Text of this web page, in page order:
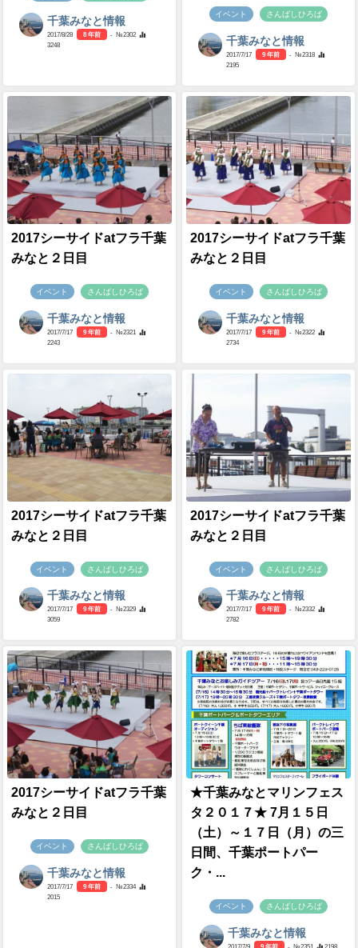
千葉みなと情報
2017/8/28 8 年前
- №2302
3248
イベント さんばしひろば
千葉みなと情報
2017/7/17 9 年前
- №2318
2195
2017シーサイドatフラ千葉
みなと２日目
イベント さんばしひろば
千葉みなと情報
2017/7/17 9 年前
- №2321
2243
2017シーサイドatフラ千葉
みなと２日目
イベント さんばしひろば
千葉みなと情報
2017/7/17 9 年前
- №2322
2734
2017シーサイドatフラ千葉
みなと２日目
イベント さんばしひろば
千葉みなと情報
2017/7/17 9 年前
- №2329
3059
2017シーサイドatフラ千葉
みなと２日目
イベント さんばしひろば
千葉みなと情報
2017/7/17 9 年前
- №2332
2782
2017シーサイドatフラ千葉
みなと２日目
イベント さんばしひろば
千葉みなと情報
2017/7/17 9 年前
- №2334
2015
★千葉みなとマリンフェス
タ２０１７★ 7月１５日
（土）～１７日（月）の三
日間、千葉ポートパー
ク・...
イベント さんばしひろば
千葉みなと情報